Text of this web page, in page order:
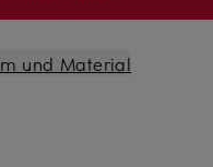
und Material